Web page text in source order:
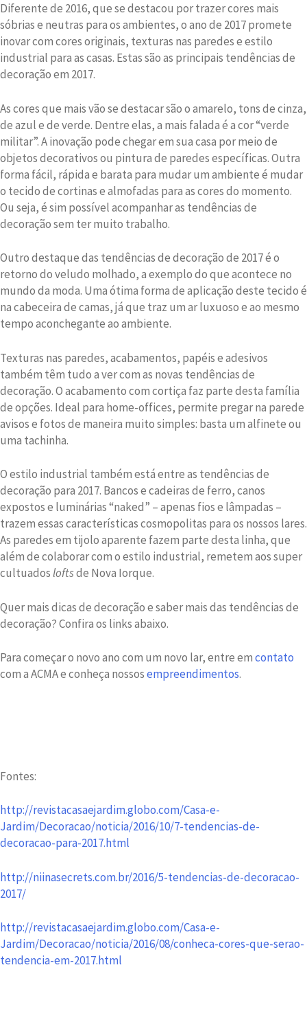
Diferente de 2016, que se destacou por trazer cores mais
sóbrias e neutras para os ambientes, o ano de 2017 promete
inovar com cores originais, texturas nas paredes e estilo
industrial para as casas. Estas são as principais tendências de
decoração em 2017.
As cores que mais vão se destacar são o amarelo, tons de cinza,
de azul e de verde. Dentre elas, a mais falada é a cor “verde
militar”. A inovação pode chegar em sua casa por meio de
objetos decorativos ou pintura de paredes específicas. Outra
forma fácil, rápida e barata para mudar um ambiente é mudar
o tecido de cortinas e almofadas para as cores do momento.
Ou seja, é sim possível acompanhar as tendências de
decoração sem ter muito trabalho.
Outro destaque das tendências de decoração de 2017 é o
retorno do veludo molhado, a exemplo do que acontece no
mundo da moda. Uma ótima forma de aplicação deste tecido é
na cabeceira de camas, já que traz um ar luxuoso e ao mesmo
tempo aconchegante ao ambiente.
Texturas nas paredes, acabamentos, papéis e adesivos
também têm tudo a ver com as novas tendências de
decoração. O acabamento com cortiça faz parte desta família
de opções. Ideal para home-offices, permite pregar na parede
avisos e fotos de maneira muito simples: basta um alfinete ou
uma tachinha.
O estilo industrial também está entre as tendências de
decoração para 2017. Bancos e cadeiras de ferro, canos
expostos e luminárias “naked” – apenas fios e lâmpadas –
trazem essas características cosmopolitas para os nossos lares.
As paredes em tijolo aparente fazem parte desta linha, que
além de colaborar com o estilo industrial, remetem aos super
cultuadosloftsde Nova Iorque.
Quer mais dicas de decoração e saber mais das tendências de
decoração? Confira os links abaixo.
Para começar o novo ano com um novo lar, entre emcontato
com a ACMA e conheça nossosempreendimentos.
Fontes:
http://revistacasaejardim.globo.com/Casa-e-
Jardim/Decoracao/noticia/2016/10/7-tendencias-de-
decoracao-para-2017.html
http://niinasecrets.com.br/2016/5-tendencias-de-decoracao-
2017/
http://revistacasaejardim.globo.com/Casa-e-
Jardim/Decoracao/noticia/2016/08/conheca-cores-que-serao-
tendencia-em-2017.html